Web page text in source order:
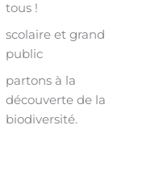
tous !
scolaire et grand
public
partons à la
découverte de la
biodiversité.